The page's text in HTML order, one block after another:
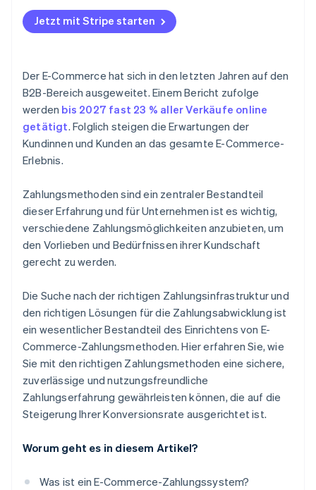
Richten Sie ein Händlerkonto ein
Integrieren Sie Ihren Zahlungsdienstleister in Ihre
System testen
Jetzt mit Stripe starten
Der E-Commerce hat sich in den letzten Jahren auf den
B2B-Bereich ausgeweitet. Einem Bericht zufolge
werden bis 2027 fast 23 % aller Verkäufe online
getätigt. Folglich steigen die Erwartungen der
Kundinnen und Kunden an das gesamte E-Commerce-
Erlebnis.
Zahlungsmethoden sind ein zentraler Bestandteil
dieser Erfahrung und für Unternehmen ist es wichtig,
verschiedene Zahlungsmöglichkeiten anzubieten, um
den Vorlieben und Bedürfnissen ihrer Kundschaft
gerecht zu werden.
Die Suche nach der richtigen Zahlungsinfrastruktur und
den richtigen Lösungen für die Zahlungsabwicklung ist
ein wesentlicher Bestandteil des Einrichtens von E-
Commerce-Zahlungsmethoden. Hier erfahren Sie, wie
Sie mit den richtigen Zahlungsmethoden eine sichere,
zuverlässige und nutzungsfreundliche
Zahlungserfahrung gewährleisten können, die auf die
Steigerung Ihrer Konversionsrate ausgerichtet ist.
Worum geht es in diesem Artikel?
Was ist ein E-Commerce-Zahlungssystem?